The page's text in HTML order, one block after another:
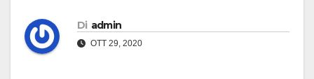
Di admin
OTT 29, 2020